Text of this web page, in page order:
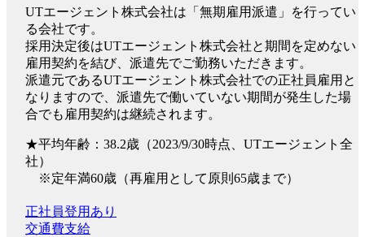
UTエージェント株式会社は「無期雇用派遣」を行ってい
る会社です。
採用決定後はUTエージェント株式会社と期間を定めない
雇用契約を結び、派遣先でご勤務いただきます。
派遣元であるUTエージェント株式会社での正社員雇用と
なりますので、派遣先で働いていない期間が発生した場
合でも雇用契約は継続されます。
★平均年齢：38.2歳（2023/9/30時点、UTエージェント全
社）
※定年満60歳（再雇用として原則65歳まで）
正社員登用あり
交通費支給